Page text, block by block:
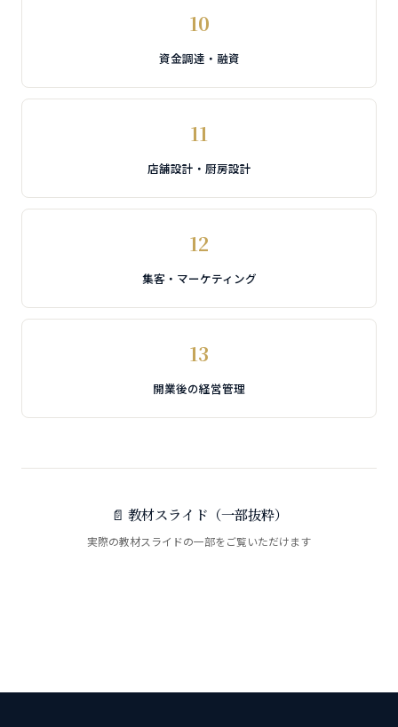
10
資金調達・融資
11
店舗設計・厨房設計
12
集客・マーケティング
13
開業後の経営管理
📄 教材スライド（一部抜粋）
実際の教材スライドの一部をご覧いただけます